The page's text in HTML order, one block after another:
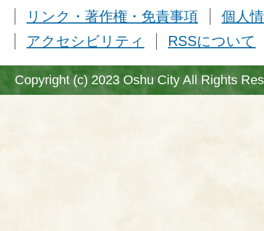
リンク・著作権・免責事項
個人
アクセシビリティ
RSSについて
Copyright (c) 2023 Oshu City All Rights